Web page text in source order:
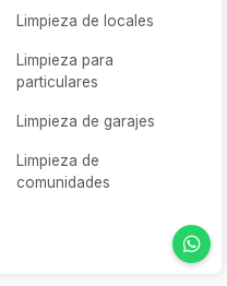
Limpieza de locales
Limpieza para
particulares
Limpieza de garajes
Limpieza de
comunidades